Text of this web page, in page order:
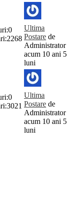
0
2268
Ultima
Postare de
Administrator
acum 10 ani 5
luni
0
3021
Ultima
Postare de
Administrator
acum 10 ani 5
luni